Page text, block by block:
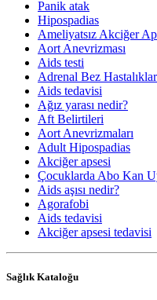
Panik atak
Hipospadias
Ameliyatsız Akciğer
Aort Anevrizması
Aids testi
Adrenal Bez
Aids tedavisi
Ağız yarası nedir?
Aft Belirtileri
Aort Anevrizmaları
Adult Hipospadias
Akciğer apsesi
Çocuklarda Abo Kan
Aids aşısı nedir?
Agorafobi
Aids tedavisi
Akciğer apsesi tedavisi
Sağlık Kataloğu